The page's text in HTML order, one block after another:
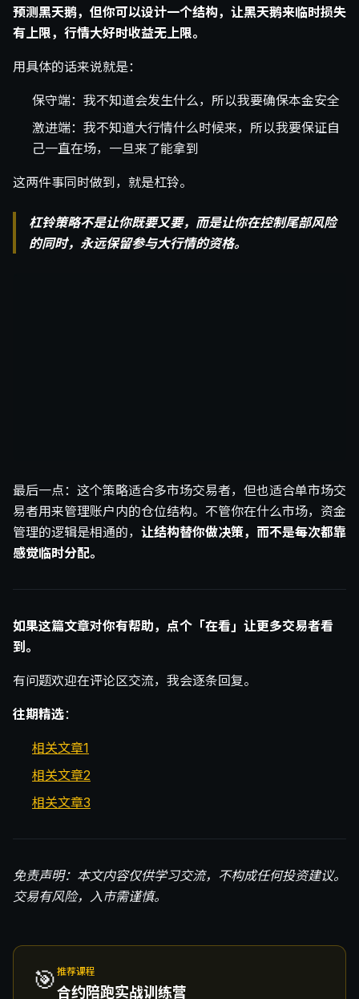
预测黑天鹅，但你可以设计一个结构，让黑天鹅来临时损失
有上限，行情大好时收益无上限。
用具体的话来说就是：
保守端：我不知道会发生什么，所以我要确保本金安全
激进端：我不知道大行情什么时候来，所以我要保证自
己一直在场，一旦来了能拿到
这两件事同时做到，就是杠铃。
杠铃策略不是让你既要又要，而是让你在控制尾部风险
的同时，永远保留参与大行情的资格。
最后一点：这个策略适合多市场交易者，但也适合单市场交
易者用来管理账户内的仓位结构。不管你在什么市场，资金
管理的逻辑是相通的， 让结构替你做决策，而不是每次都靠
感觉临时分配。
如果这篇文章对你有帮助，点个「在看」让更多交易者看
到。
有问题欢迎在评论区交流，我会逐条回复。
往期精选：
相关文章1
相关文章2
相关文章3
免责声明：本文内容仅供学习交流，不构成任何投资建议。
交易有风险，入市需谨慎。
🎯 推荐课程
合约陪跑实战训练营